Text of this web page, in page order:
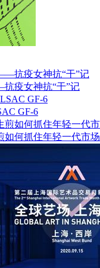
疫女神抗“干”记
GF-6
如何抓住年轻一代市场